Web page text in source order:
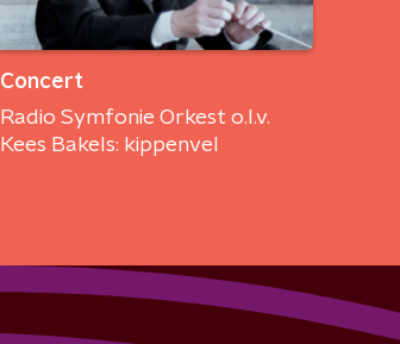
Concert
Radio Symfonie Orkest o.l.v.
Kees Bakels: kippenvel